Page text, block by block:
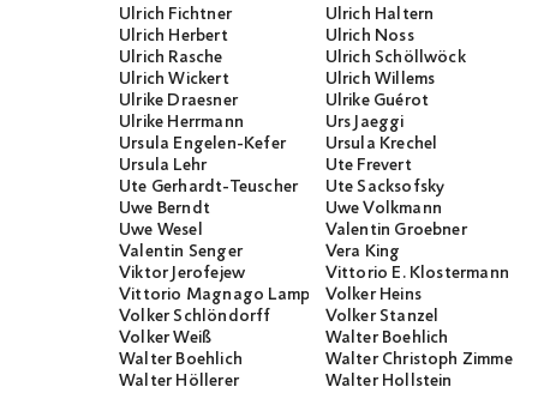
Ulrich Fichtner
Ulrich Haltern
Ulrich Herbert
Ulrich Noss
Ulrich Rasche
Ulrich Schöllwöck
Ulrich Wickert
Ulrich Willems
Ulrike Draesner
Ulrike Guérot
Ulrike Herrmann
Urs Jaeggi
Ursula Engelen-Kefer
Ursula Krechel
Ursula Lehr
Ute Frevert
Ute Gerhardt-Teuscher
Ute Sacksofsky
Uwe Berndt
Uwe Volkmann
Uwe Wesel
Valentin Groebner
Valentin Senger
Vera King
Viktor Jerofejew
Vittorio E. Klostermann
Vittorio Magnago LampugnaniVolker Heins
Volker Schlöndorff
Volker Stanzel
Volker Weiß
Walter Boehlich
Walter Boehlich
Walter Christoph Zimmerli
Walter Höllerer
Walter Hollstein